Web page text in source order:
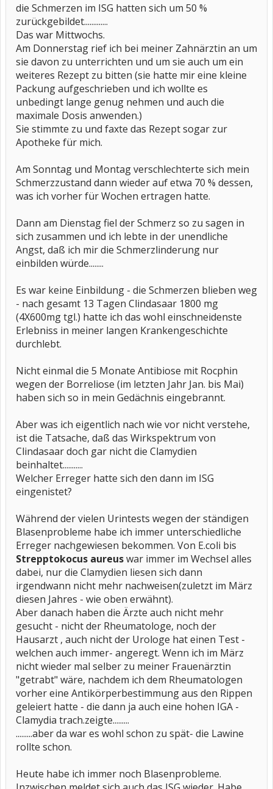
die Schmerzen im ISG hatten sich um 50 %
zurückgebildet.............
Das war Mittwochs.
Am Donnerstag rief ich bei meiner Zahnärztin an um
sie davon zu unterrichten und um sie auch um ein
weiteres Rezept zu bitten (sie hatte mir eine kleine
Packung aufgeschrieben und ich wollte es
unbedingt lange genug nehmen und auch die
maximale Dosis anwenden.)
Sie stimmte zu und faxte das Rezept sogar zur
Apotheke für mich.
Am Sonntag und Montag verschlechterte sich mein
Schmerzzustand dann wieder auf etwa 70 % dessen,
was ich vorher für Wochen ertragen hatte.
Dann am Dienstag fiel der Schmerz so zu sagen in
sich zusammen und ich lebte in der unendliche
Angst, daß ich mir die Schmerzlinderung nur
einbilden würde........
Es war keine Einbildung - die Schmerzen blieben weg
- nach gesamt 13 Tagen Clindasaar 1800 mg
(4X600mg tgl.) hatte ich das wohl einschneidenste
Erlebniss in meiner langen Krankengeschichte
durchlebt.
Nicht einmal die 5 Monate Antibiose mit Rocphin
wegen der Borreliose (im letzten Jahr Jan. bis Mai)
haben sich so in mein Gedächnis eingebrannt.
Aber was ich eigentlich nach wie vor nicht verstehe,
ist die Tatsache, daß das Wirkspektrum von
Clindasaar doch gar nicht die Clamydien
beinhaltet...........
Welcher Erreger hatte sich den dann im ISG
eingenistet?
Während der vielen Urintests wegen der ständigen
Blasenprobleme habe ich immer unterschiedliche
Erreger nachgewiesen bekommen. Von E.coli bis
Strepptokocus aureuswar immer im Wechsel alles
dabei, nur die Clamydien liesen sich dann
irgendwann nicht mehr nachweisen(zuletzt im März
diesen Jahres - wie oben erwähnt).
Aber danach haben die Ärzte auch nicht mehr
gesucht - nicht der Rheumatologe, noch der
Hausarzt , auch nicht der Urologe hat einen Test -
welchen auch immer- angeregt. Wenn ich im März
nicht wieder mal selber zu meiner Frauenärztin
"getrabt" wäre, nachdem ich dem Rheumatologen
vorher eine Antikörperbestimmung aus den Rippen
geleiert hatte - die dann ja auch eine hohen IGA -
Clamydia trach.zeigte.........
.........aber da war es wohl schon zu spät- die Lawine
rollte schon.
Heute habe ich immer noch Blasenprobleme.